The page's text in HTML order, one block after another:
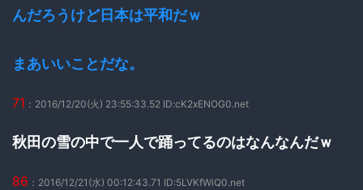
んだろうけど日本は平和だｗ
まあいいことだな。
71 ：2016/12/20(火) 23:55:33.52 ID:cK2xENOG0.net
秋田の雪の中で一人で踊ってるのはなんなんだｗ
86 ：2016/12/21(水) 00:12:43.71 ID:5LVKfWiQ0.net